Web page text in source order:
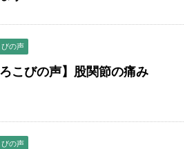
びの声
ろこびの声】股関節の痛み
びの声